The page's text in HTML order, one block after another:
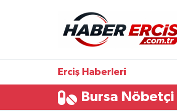
Erciş Haberleri
Bursa